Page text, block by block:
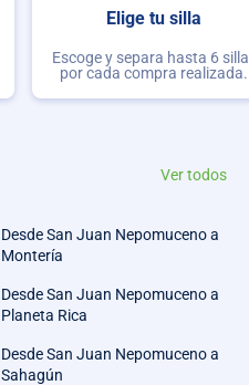
Elige tu silla
Escoge y separa hasta 6
por cada compra realizada.
Ver todos
Desde San Juan Nepomuceno a
Montería
Desde San Juan Nepomuceno a
Planeta Rica
Desde San Juan Nepomuceno a
Sahagún